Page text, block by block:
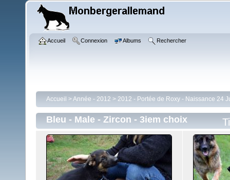
Accueil Connexion Albums Rechercher
Accueil >Année - 2012 > 2012 - Portée de Roxy - Naissance 24
Bleu - Male - Zircon - 3iem choix